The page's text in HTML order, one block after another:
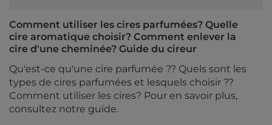
Comment utiliser les cires parfumées? Quelle
cire aromatique choisir? Comment enlever la
cire d'une cheminée? Guide du cireur
Qu'est-ce qu'une cire parfumée ?? Quels sont les
types de cires parfumées et lesquels choisir ??
Comment utiliser les cires? Pour en savoir plus,
consultez notre guide.